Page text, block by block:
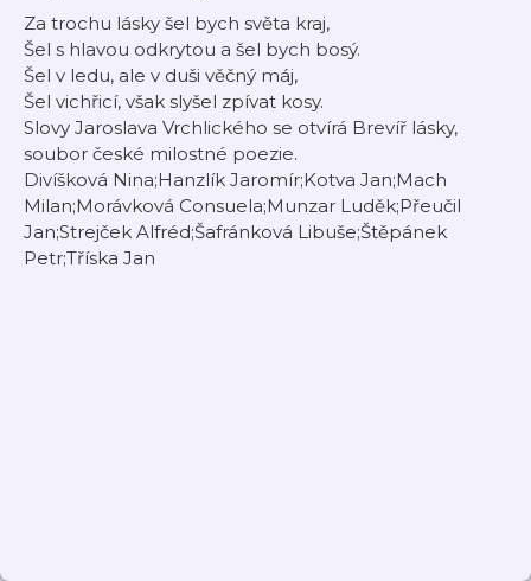
Za trochu lásky šel bych světa kraj,
Šel s hlavou odkrytou a šel bych bosý.
Šel v ledu, ale v duši věčný máj,
Šel vichřicí, však slyšel zpívat kosy.
Slovy Jaroslava Vrchlického se otvírá Brevíř lásky,
soubor české milostné poezie.
Divíšková Nina;Hanzlík Jaromír;Kotva Jan;Mach
Milan;Morávková Consuela;Munzar Luděk;Přeučil
Jan;Strejček Alfréd;Šafránková Libuše;Štěpánek
Petr;Tříska Jan